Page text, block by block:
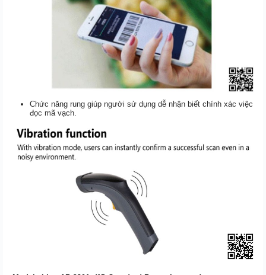
Chức năng rung giúp người sử dụng dễ nhận biết chính xác việc
đọc mã vạch.